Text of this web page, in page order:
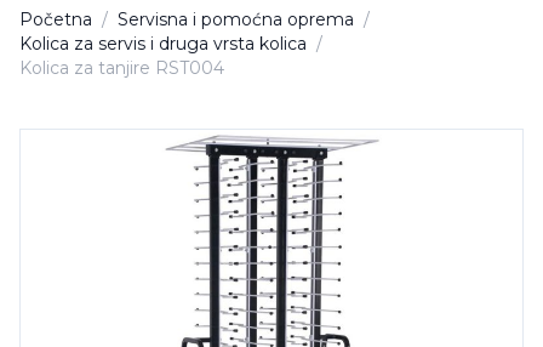
Početna / Servisna i pomoćna oprema /
Kolica za servis i druga vrsta kolica /
Kolica za tanjire RST004